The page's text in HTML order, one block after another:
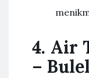
4. Air
–